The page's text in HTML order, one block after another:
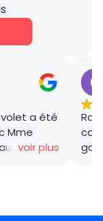
volet a été
Mme
de
voir plus